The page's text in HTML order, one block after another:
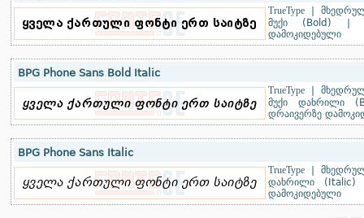
TrueType|
მუქი (Bold)
დამოკიდებული
BPG Phone Sans Bold Italic
TrueType|
მუქი დახრილი
დრაივერზე
BPG Phone Sans Italic
TrueType|
დახრილი (Italic)
დამოკიდებული